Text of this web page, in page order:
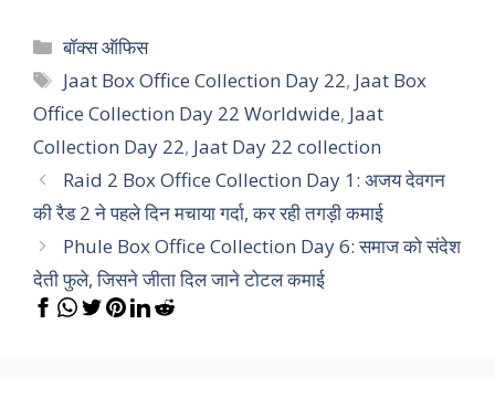
Categories
बॉक्स ऑफिस
Tags
Jaat Box Office Collection Day 22, Jaat Box
Office Collection Day 22 Worldwide, Jaat
Collection Day 22, Jaat Day 22 collection
Raid 2 Box Office Collection Day 1: अजय देवगन
की रैड 2 ने पहले दिन मचाया गर्दा, कर रही तगड़ी कमाई
Phule Box Office Collection Day 6: समाज को संदेश
देती फुले, जिसने जीता दिल जाने टोटल कमाई